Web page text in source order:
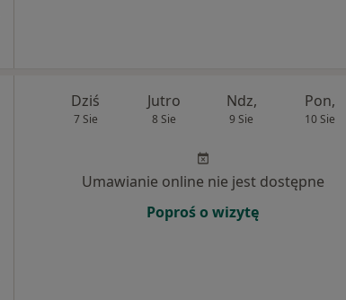
Dziś
7 Sie
Jutro
8 Sie
Ndz,
9 Sie
Pon,
10 Sie
Umawianie online nie jest dostępne
Poproś o wizytę